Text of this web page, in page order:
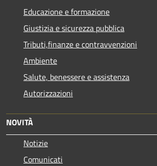
Educazione e formazione
Giustizia e sicurezza pubblica
Tributi,finanze e contravvenzioni
Ambiente
Salute, benessere e assistenza
Autorizzazioni
NOVITÀ
Notizie
Comunicati